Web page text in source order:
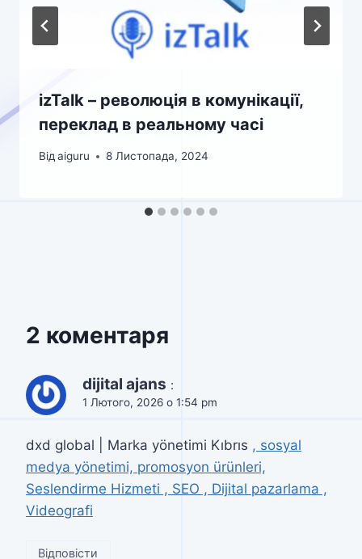
izTalk – революція в комунікації,
переклад в реальному часі
Від aiguru 8 Листопада, 2024
2 коментаря
dijital ajans :
1 Лютого, 2026 о 1:54 pm
dxd global | Marka yönetimi Kıbrıs , sosyal
medya yönetimi, promosyon ürünleri,
Seslendirme Hizmeti , SEO , Dijital pazarlama ,
Videografi
Відповісти